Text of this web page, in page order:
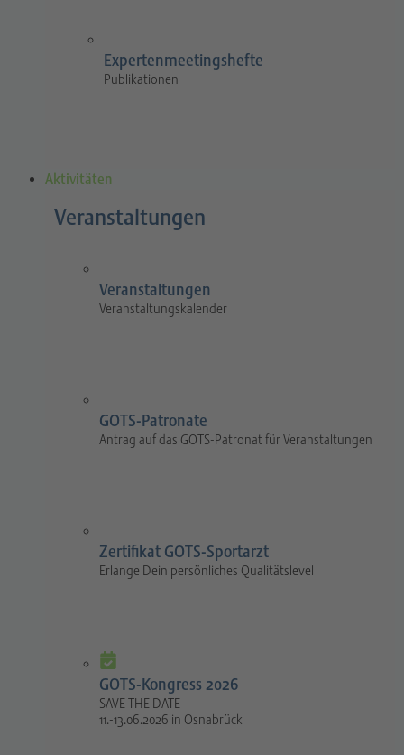
Expertenmeetingshefte
Publikationen
Aktivitäten
Veranstaltungen
Veranstaltungen
Veranstaltungskalender
GOTS-Patronate
Antrag auf das GOTS-Patronat für Veranstaltungen
Zertifikat GOTS-Sportarzt
Erlange Dein persönliches Qualitätslevel
GOTS-Kongress 2026
SAVE THE DATE
11.-13.06.2026 in Osnabrück